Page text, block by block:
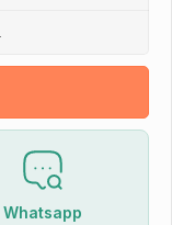
Whatsapp